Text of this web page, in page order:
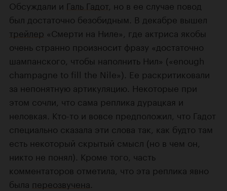
Обсуждали и Галь Гадот, но в ее случае повод
был достаточно безобидным. В декабре вышел
трейлер «Смерти на Ниле», где актриса якобы
очень странно произносит фразу «достаточно
шампанского, чтобы наполнить Нил» («enough
champagne to fill the Nile»). Ее раскритиковали
за непонятную артикуляцию. Некоторые при
этом сочли, что сама реплика дурацкая и
неловкая. Кто-то и вовсе предположил, что Гадот
специально сказала эти слова так, как будто там
есть некоторый скрытый смысл (но в чем он,
никто не понял). Кроме того, часть
комментаторов отметила, что эта реплика явно
была переозвучена.